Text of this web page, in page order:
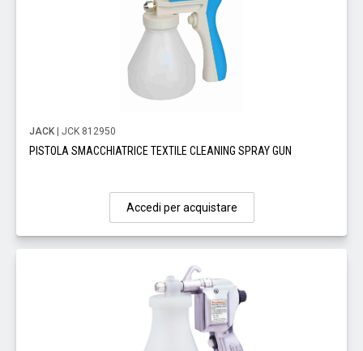
JACK | JCK 812950
PISTOLA SMACCHIATRICE TEXTILE CLEANING SPRAY GUN
Accedi per acquistare